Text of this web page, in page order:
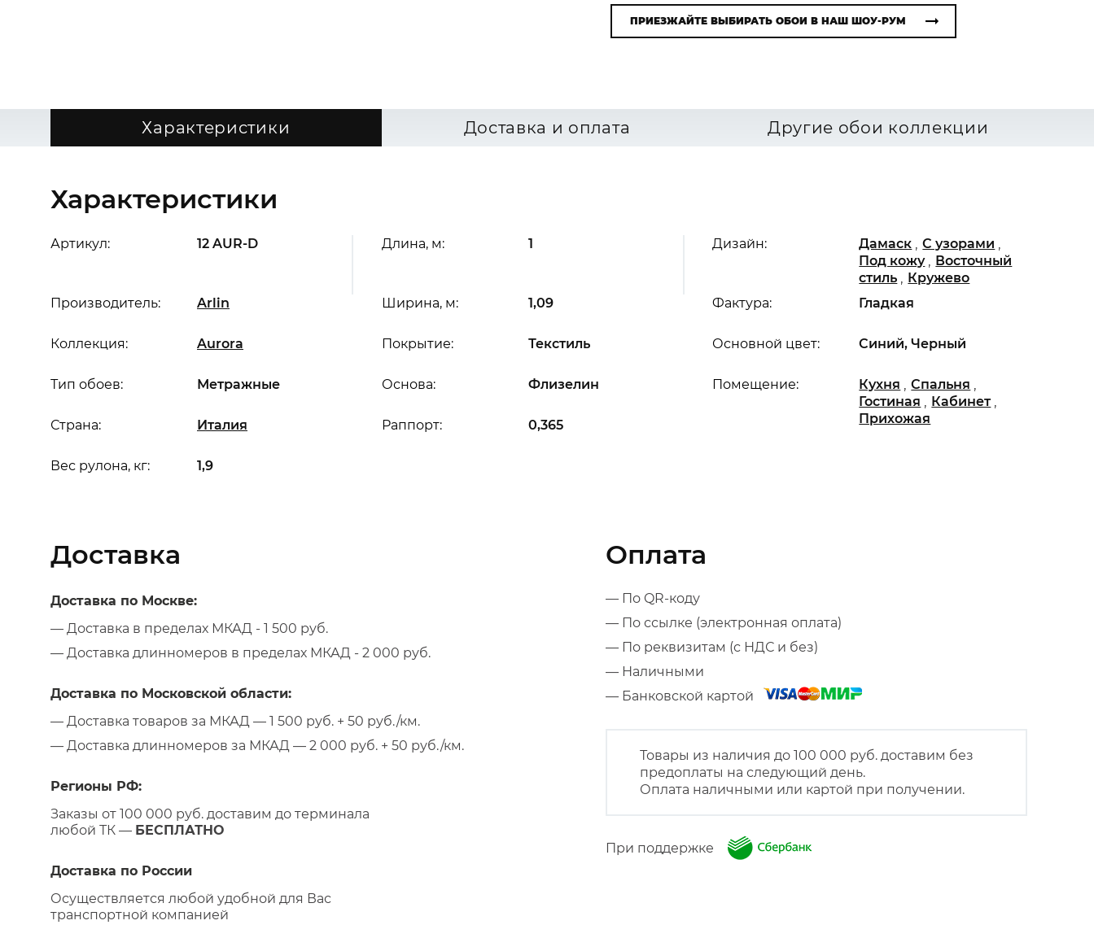
ПРИЕЗЖАЙТЕ ВЫБИРАТЬ ОБОИ В НАШ ШОУ-РУМ
Характеристики Доставка и оплата Другие обои коллекции
Характеристики
Артикул: 12 AUR-D
Производитель: Arlin
Коллекция: Aurora
Длина, м: 1
Ширина, м: 1,09
Вес рулона, кг: 1,9
Раппорт: 0,365
Основной цвет: Синий, Черный
Дизайн: Дамаск ,С узорами ,
Под кожу , Восточный
стиль , Кружево
Основа: Флизелин
Покрытие: Текстиль
Помещение: Кухня ,Спальня ,
Гостиная , Кабинет ,
Прихожая
Страна: Италия
Тип обоев: Метражные
Фактура: Гладкая
Доставка
Доставка по Москве:
— Доставка в пределах МКАД - 1 500 руб.
— Доставка длинномеров в пределах МКАД - 2 000 руб.
Доставка по Московской области:
— Доставка товаров за МКАД — 1 500 руб. + 50 руб./км.
— Доставка длинномеров за МКАД — 2 000 руб. + 50 руб./км.
Регионы РФ:
Заказы от 100 000 руб. доставим до терминала
любой ТК — БЕСПЛАТНО
Доставка по России
Осуществляется любой удобной для Вас
транспортной компанией
Оплата
— По QR-коду
— По ссылке (электронная оплата)
— По реквизитам (с НДС и без)
— Наличными
— Банковской картой
Товары из наличия до 100 000 руб. доставим без
предоплаты на следующий день.
Оплата наличными или картой при получении.
При поддержке